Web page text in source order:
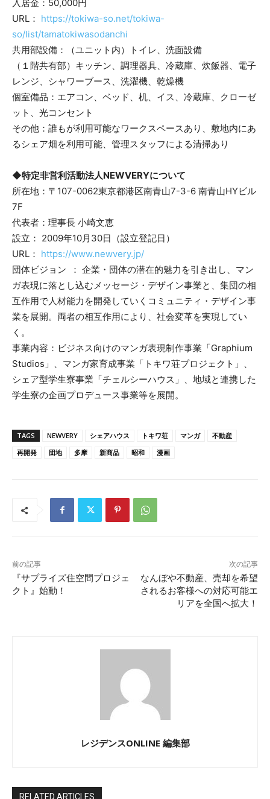
入居金：50,000円
URL： https://tokiwa-so.net/tokiwa-
so/list/tamatokiwasodanchi
共用部設備：（ユニット内）トイレ、洗面設備
（１階共有部）キッチン、調理器具、冷蔵庫、炊飯器、電子
レンジ、シャワーブース、洗濯機、乾燥機
個室備品：エアコン、ベッド、机、イス、冷蔵庫、クローゼ
ット、光コンセント
その他：誰もが利用可能なワークスペースあり、敷地内にあ
るシェア畑を利用可能、管理スタッフによる清掃あり
◆特定非営利活動法人NEWVERYについて
所在地：〒107-0062東京都港区南青山7-3-6 南青山HYビル
7F
代表者：理事長 小崎文恵
設立： 2009年10月30日（設立登記日）
URL： https://www.newvery.jp/
団体ビジョン ： 企業・団体の潜在的魅力を引き出し、マン
ガ表現に落とし込むメッセージ・デザイン事業と、集団の相
互作用で人材能力を開発していくコミュニティ・デザイン事
業を展開。両者の相互作用により、社会変革を実現してい
く。
事業内容：ビジネス向けのマンガ表現制作事業「Graphium
Studios」、マンガ家育成事業「トキワ荘プロジェクト」、
シェア型学生寮事業「チェルシーハウス」、地域と連携した
学生寮の企画プロデュース事業等を展開。
TAGS NEWVERY シェアハウス トキワ荘 マンガ
不動産
再開発
団地 多摩 新商品 昭和 漫画
前の記事
『サプライズ住空間プロジェ
クト』始動！
次の記事
なんぼや不動産、売却を希望
されるお客様への対応可能エ
リアを全国へ拡大！
レジデンスONLINE 編集部
RELATED ARTICLES